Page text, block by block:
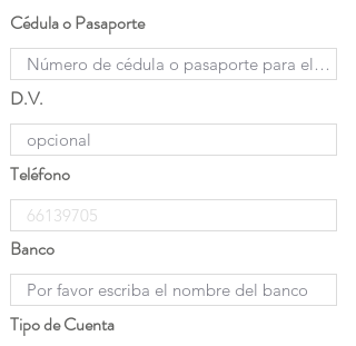
Cédula o Pasaporte
D.V.
Teléfono
Banco
Tipo de Cuenta